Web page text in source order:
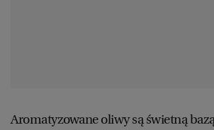
Aromatyzowane oliwy są świetną